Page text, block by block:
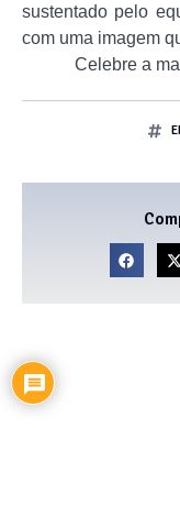
sustentado pelo
com uma imagem
Celebre a